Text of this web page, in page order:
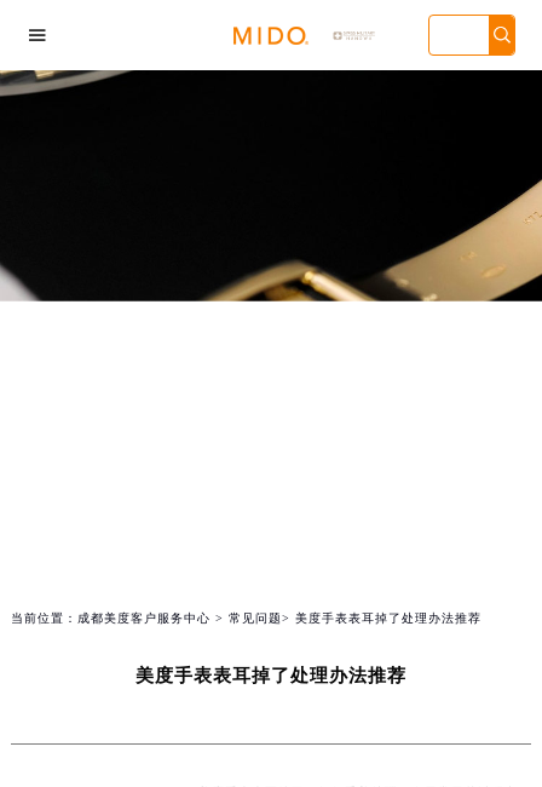

市徐汇区虹桥路3号
中心写字楼2座37
室（需提前预
广州市天河区天河路
230号万菱汇国际中心
写字楼A塔7层704室
深圳市罗湖区深南东路
5001号华润大厦写字楼
17层1701室（需提前预
136号天津
心写字楼26
当前位置： 成都美度客户服务中心 > 常见问题> 美度手表表耳掉了处理办法推荐
美度手表表耳掉了处理办法推荐